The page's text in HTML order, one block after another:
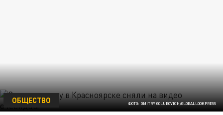
ФОТО: DMITRY GOLUBOVICH/GLOBALLOOKPRESS
ОБЩЕСТВО